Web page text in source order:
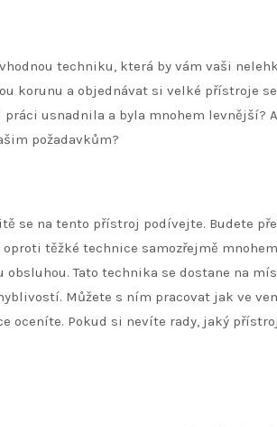
techniku, která by vám vaši
korunu a objednávat si velké přístroje
usnadnila a byla mnohem levnější?
požadavkům?
se na tento přístroj podívejte. Budete
těžké technice samozřejmě
Tato technika se dostane na
Můžete s ním pracovat jak ve
oceníte. Pokud si nevíte rady, jaký